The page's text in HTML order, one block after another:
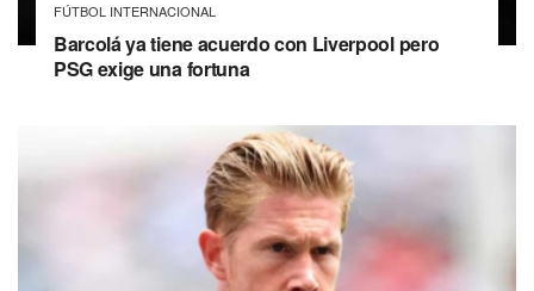
FÚTBOL INTERNACIONAL
Barcolá ya tiene acuerdo con Liverpool pero
PSG exige una fortuna